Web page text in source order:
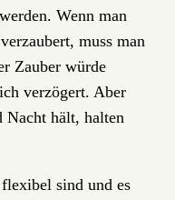
Wenn man
muss man
Zauber würde
verzögert. Aber
Nacht hält, halten
sind und es